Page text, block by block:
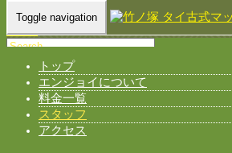
Toggle navigation
トップ
エンジョイについて
料金一覧
スタッフ
アクセス
Home-Mee…
最近の投稿
竹ノ塚 タイ古式マッサージ ひとみ
link